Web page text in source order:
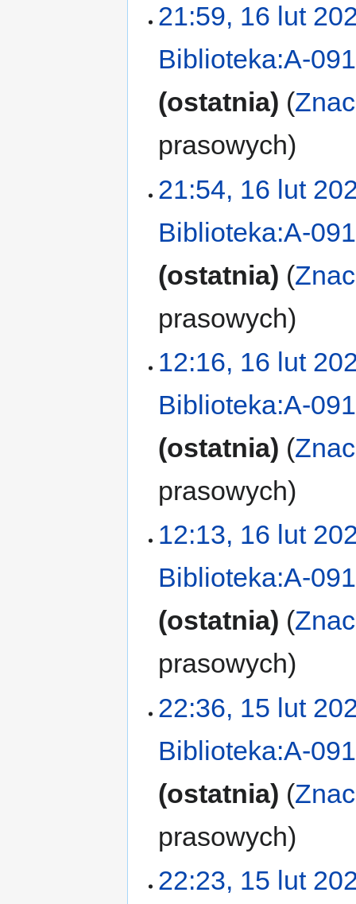
21:59, 16 lut
Biblioteka:A-
ostatnia
prasowych
21:54, 16 lut
Biblioteka:A-
ostatnia
prasowych
12:16, 16 lut
Biblioteka:A-
ostatnia
prasowych
12:13, 16 lut
Biblioteka:A-
ostatnia
prasowych
22:36, 15 lut
Biblioteka:A-
ostatnia
prasowych
22:23, 15 lut